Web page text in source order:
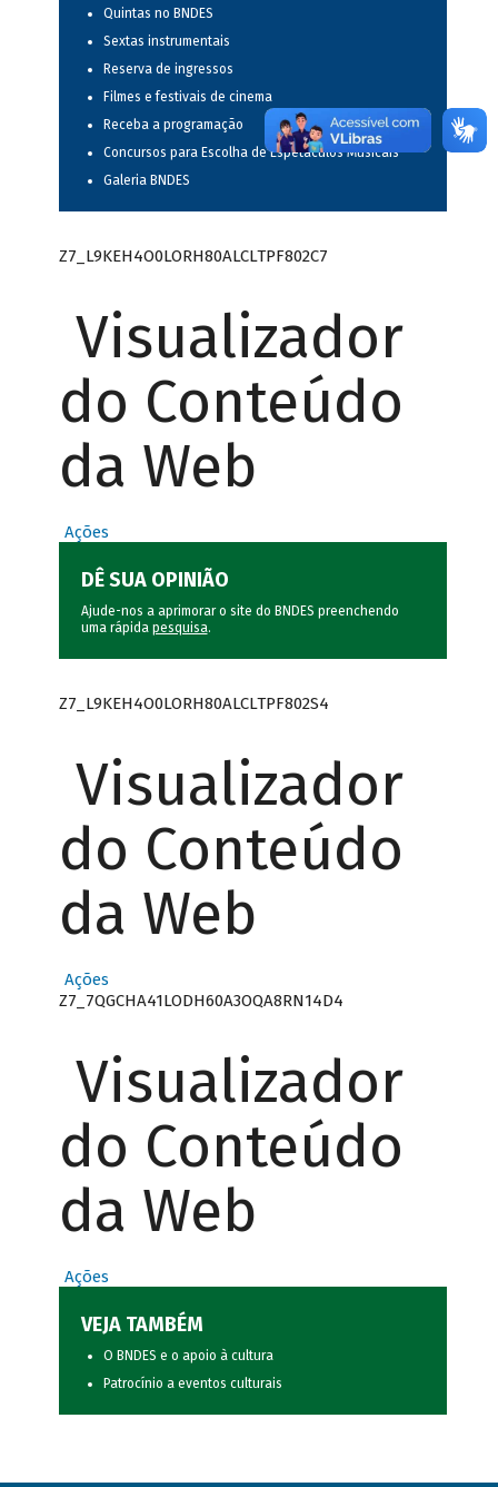
Quintas no BNDES
Sextas instrumentais
Reserva de ingressos
Filmes e festivais de cinema
Receba a programação
Concursos para Escolha de Espetáculos Musicais
Galeria BNDES
Z7_L9KEH4O0LORH80ALCLTPF802C7
Visualizador
do Conteúdo
da Web
Ações
DÊ SUA OPINIÃO
Ajude-nos a aprimorar o site do BNDES preenchendo
uma rápida pesquisa.
Z7_L9KEH4O0LORH80ALCLTPF802S4
Visualizador
do Conteúdo
da Web
Ações
Z7_7QGCHA41LODH60A3OQA8RN14D4
Visualizador
do Conteúdo
da Web
Ações
VEJA TAMBÉM
O BNDES e o apoio à cultura
Patrocínio a eventos culturais